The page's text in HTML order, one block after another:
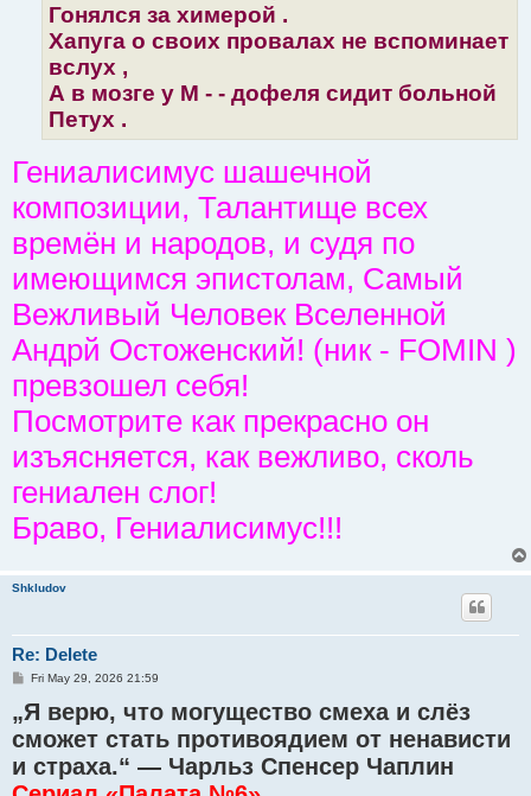
Гонялся за химерой .
Хапуга о своих провалах не вспоминает
вслух ,
А в мозге у М - - дофеля сидит больной
Петух .
Гениалисимус шашечной
композиции, Талантище всех
времён и народов, и судя по
имеющимся эпистолам, Самый
Вежливый Человек Вселенной
Андрй Остоженский! (ник - FOMIN )
превзошел себя!
Посмотрите как прекрасно он
изъясняется, как вежливо, сколь
гениален слог!
Браво, Гениалисимус!!!
Shkludov
Re: Delete
P
s
t
Fri May 29, 2026 21:59
„Я верю, что могущество смеха и слёз
сможет стать противоядием от ненависти
и страха.“ — Чарльз Спенсер Чаплин